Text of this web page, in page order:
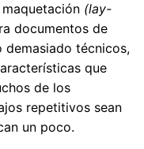
(lay-
documentos de
demasiado técnicos,
que
de los
repetitivos sean
un poco.